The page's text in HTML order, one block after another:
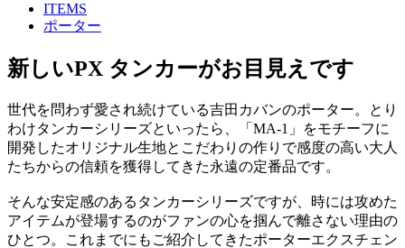
ITEMS
ポーター
新しいPX タンカーがお目見えです
世代を問わず愛され続けている吉田カバンのポーター。とり
わけタンカーシリーズといったら、「MA-1」をモチーフに
開発したオリジナル生地とこだわりの作りで感度の高い大人
たちからの信頼を獲得してきた永遠の定番品です。
そんな安定感のあるタンカーシリーズですが、時には攻めた
アイテムが登場するのがファンの心を掴んで離さない理由の
ひとつ。これまでにもご紹介してきたポーターエクスチェン